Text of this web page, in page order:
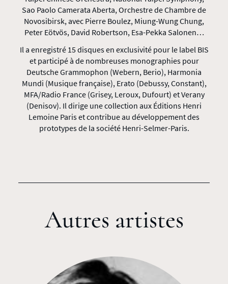
Sao Paolo Camerata Aberta, Orchestre de Chambre de
Novosibirsk, avec Pierre Boulez, Miung-Wung Chung,
Peter Eötvös, David Robertson, Esa-Pekka Salonen…
Il a enregistré 15 disques en exclusivité pour le label BIS
et participé à de nombreuses monographies pour
Deutsche Grammophon (Webern, Berio), Harmonia
Mundi (Musique française), Erato (Debussy, Constant),
MFA/Radio France (Grisey, Leroux, Dufourt) et Verany
(Denisov). Il dirige une collection aux Éditions Henri
Lemoine Paris et contribue au développement des
prototypes de la société Henri-Selmer-Paris.
Autres artistes